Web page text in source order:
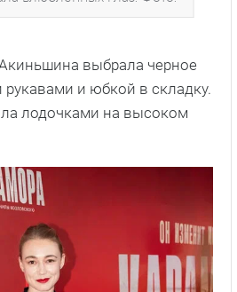
выбрала черное
и юбкой в складку.
лодочками на высоком